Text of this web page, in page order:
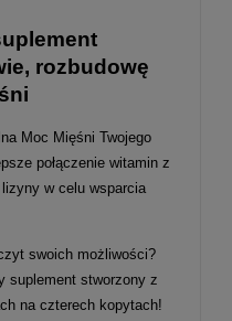
rozbudowę
Moc Mięśni Twojego
połączenie witamin z
w celu wsparcia
swoich możliwości?
suplement stworzony z
na czterech kopytach!